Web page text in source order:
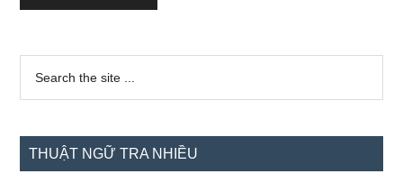
Sidebar
chính
...
THUẬT NGỮ TRA NHIỀU